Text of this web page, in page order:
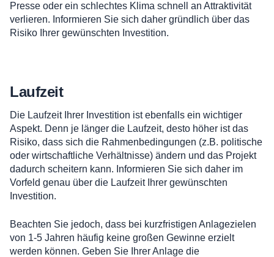
Presse oder ein schlechtes Klima schnell an Attraktivität
verlieren. Informieren Sie sich daher gründlich über das
Risiko Ihrer gewünschten Investition.
Laufzeit
Die Laufzeit Ihrer Investition ist ebenfalls ein wichtiger
Aspekt. Denn je länger die Laufzeit, desto höher ist das
Risiko, dass sich die Rahmenbedingungen (z.B. politische
oder wirtschaftliche Verhältnisse) ändern und das Projekt
dadurch scheitern kann. Informieren Sie sich daher im
Vorfeld genau über die Laufzeit Ihrer gewünschten
Investition.
Beachten Sie jedoch, dass bei kurzfristigen Anlagezielen
von 1-5 Jahren häufig keine großen Gewinne erzielt
werden können. Geben Sie Ihrer Anlage die